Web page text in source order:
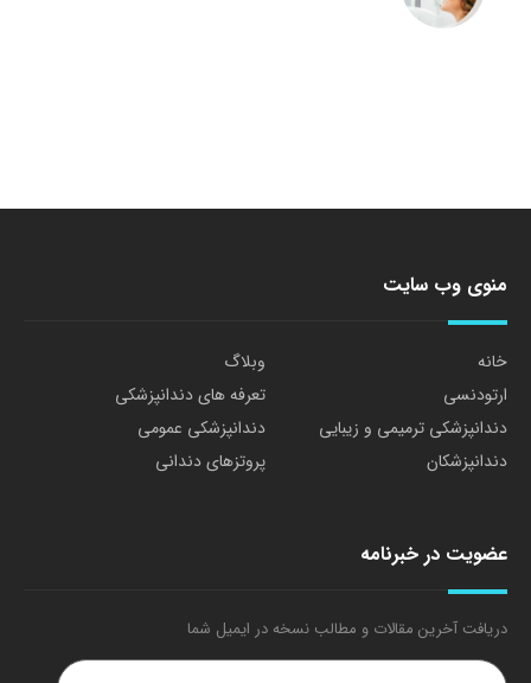
منوی وب سایت
خانه
وبلاگ
ارتودنسی
تعرفه های دندانپزشکی
دندانپزشکی ترمیمی و زیبایی
دندانپزشکی عمومی
دندانپزشکان
پروتزهای دندانی
عضویت در خبرنامه
دریافت آخرین مقالات و مطالب نسخه در ایمیل شما